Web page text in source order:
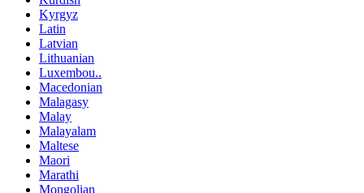
Kyrgyz
Latin
Latvian
Lithuanian
Luxembou..
Macedonian
Malagasy
Malay
Malayalam
Maltese
Maori
Marathi
Mongolian